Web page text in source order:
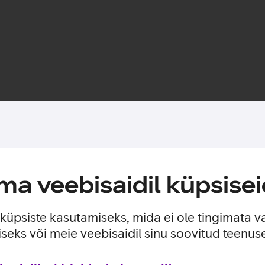
veebisaidil
kasutamiseks, mida ei ole tingimata
või meie veebisaidil sinu soovitud
MagSafe magnetid, mis muudavad ümbrise
seda eemaldamata. Lisaks saab ümbrise tagaküljele